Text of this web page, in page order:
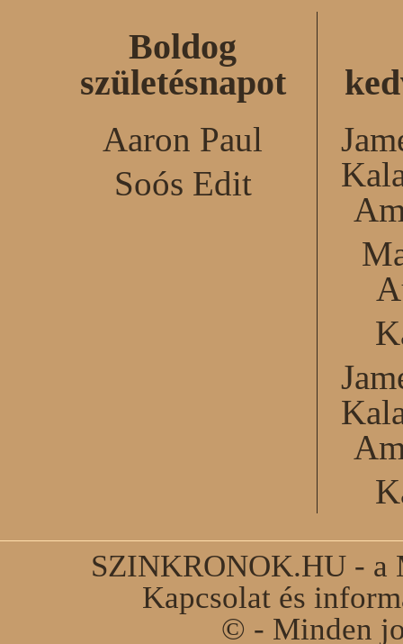
Boldog
születésnapot
Aaron Paul
Soós Edit
SZINKRONOK.HU - a
Kapcsolat és
© - Minden